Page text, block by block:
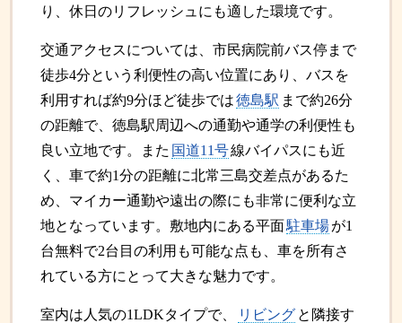
り、休日のリフレッシュにも適した環境です。
交通アクセスについては、市民病院前バス停まで
徒歩4分という利便性の高い位置にあり、バスを
利用すれば約9分ほど徒歩では徳島駅 まで約26分
の距離で、徳島駅周辺への通勤や通学の利便性も
良い立地です。また 国道11号線バイパスにも近
く、車で約1分の距離に北常三島交差点があるた
め、マイカー通勤や遠出の際にも非常に便利な立
地となっています。敷地内にある平面駐車場が1
台無料で2台目の利用も可能な点も、車を所有さ
れている方にとって大きな魅力です。
室内は人気の1LDKタイプで、 リビング と隣接す